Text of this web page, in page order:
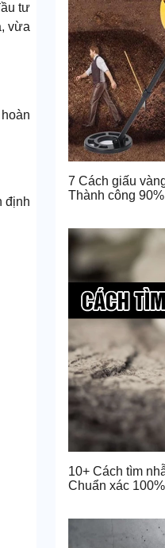
tư
vừa
định
7 Cách giấu
Thành công 90%
10+ Cách tìm
Chuẩn xác 100%